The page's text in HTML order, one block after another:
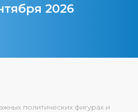
2026
политических фигурах и